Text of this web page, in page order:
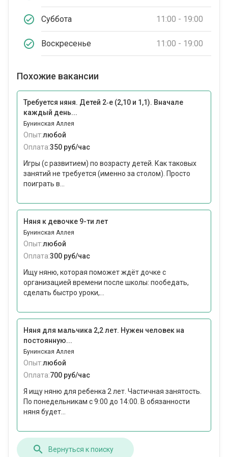
Суббота 11:00 - 19:00
Воскресенье 11:00 - 19:00
Похожие вакансии
Требуется няня. Детей 2‑е (2,10 и 1,1). Вначале
каждый день...
Бунинская Аллея
Опыт:любой
Оплата:350 руб/час
Игры (с развитием) по возрасту детей. Как таковых
занятий не требуется (именно за столом). Просто
поиграть в...
Няня к девочке 9-ти лет
Бунинская Аллея
Опыт:любой
Оплата:300 руб/час
Ищу няню, которая поможет ждёт дочке с
организацией времени после школы: пообедать,
сделать быстро уроки,...
Няня для мальчика 2,2 лет. Нужен человек на
постоянную...
Бунинская Аллея
Опыт:любой
Оплата:700 руб/час
Я ищу няню для ребенка 2 лет. Частичная занятость.
По понедельникам с 9:00 до 14:00. В обязанности
няня будет...
Вернуться к поиску